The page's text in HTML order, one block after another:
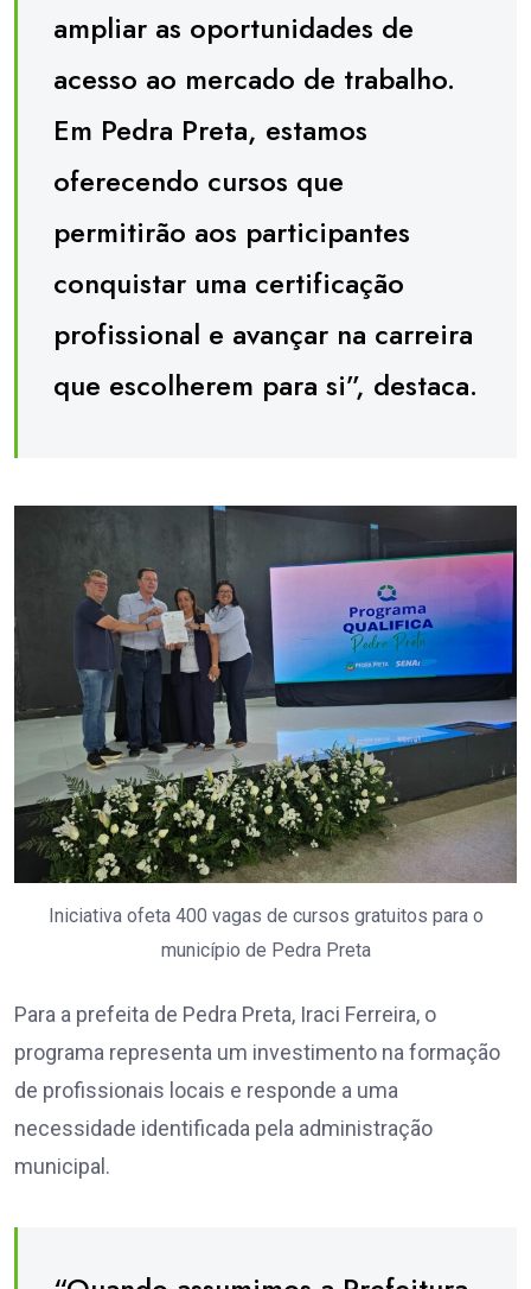
ampliar as oportunidades de
acesso ao mercado de trabalho.
Em Pedra Preta, estamos
oferecendo cursos que
permitirão aos participantes
conquistar uma certificação
profissional e avançar na carreira
que escolherem para si”, destaca.
Iniciativa ofeta 400 vagas de cursos gratuitos para o
município de Pedra Preta
Para a prefeita de Pedra Preta, Iraci Ferreira, o
programa representa um investimento na formação
de profissionais locais e responde a uma
necessidade identificada pela administração
municipal.